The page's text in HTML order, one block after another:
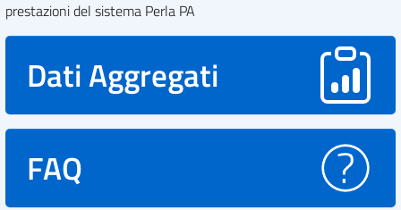
prestazioni del sistema Perla PA
Dati Aggregati
FAQ